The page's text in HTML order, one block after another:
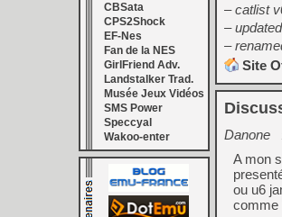
CBSata
CPS2Shock
EF-Nes
Fan de la NES
GirlFriend Adv.
Landstalker Trad.
Musée Jeux Vidéos
SMS Power
Speccyal
Wakoo-enter
– catlist
–
–
Site
Danone
A mon
ou u6
comme